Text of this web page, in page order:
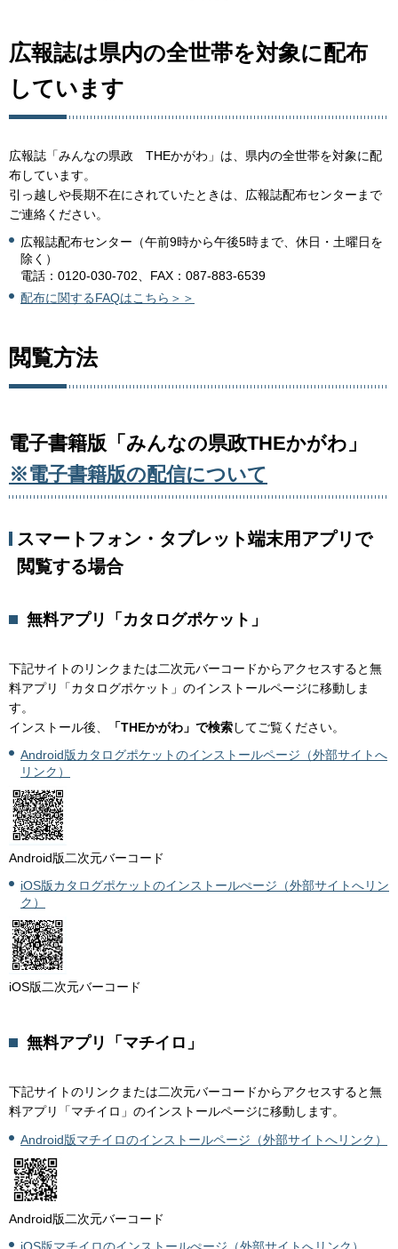
広報誌は県内の全世帯を対象に配布
しています
広報誌「みんなの県政 THEかがわ」は、県内の全世帯を対象に配
布しています。
引っ越しや長期不在にされていたときは、広報誌配布センターまで
ご連絡ください。
広報誌配布センター（午前9時から午後5時まで、休日・土曜日を
除く）
電話：0120-030-702、FAX：087-883-6539
配布に関するFAQはこちら＞＞
閲覧方法
電子書籍版「みんなの県政THEかがわ」
※電子書籍版の配信について
スマートフォン・タブレット端末用アプリで
閲覧する場合
無料アプリ「カタログポケット」
下記サイトのリンクまたは二次元バーコードからアクセスすると無
料アプリ「カタログポケット」のインストールページに移動しま
す。
インストール後、
「THEかがわ」で検索してご覧ください。
Android版カタログポケットのインストールページ（外部サイトへ
リンク）
Android版二次元バーコード
iOS版カタログポケットのインストールぺージ（外部サイトへリン
ク）
iOS版二次元バーコード
無料アプリ「マチイロ」
下記サイトのリンクまたは二次元バーコードからアクセスすると無
料アプリ「マチイロ」のインストールページに移動します。
Android版マチイロのインストールページ（外部サイトへリンク）
Android版二次元バーコード